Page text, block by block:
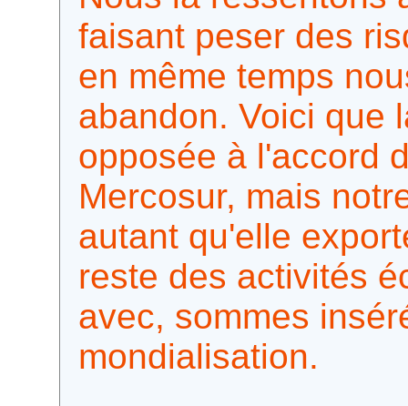
faisant peser des
en même temps
abandon. Voici que
opposée à l'accord
Mercosur, mais
autant qu'elle
reste des activités
avec, sommes
mondialisation.